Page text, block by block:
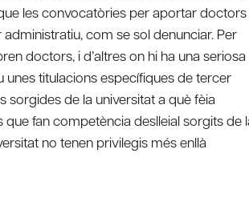
les convocatòries per aportar doctors
com se sol denunciar. Per
doctors, i d’altres on hi ha una seriosa
unes titulacions específiques de tercer
sorgides de la universitat a què fèia
fan competència deslleial sorgits de
no tenen privilegis més enllà